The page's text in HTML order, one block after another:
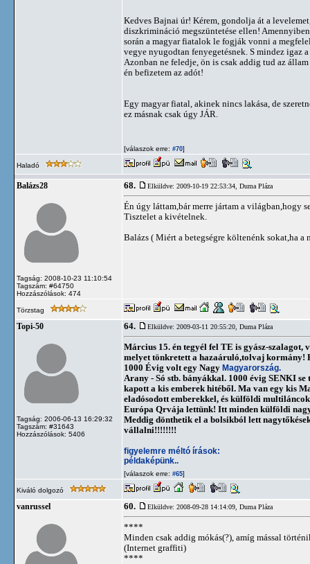
Kedves Bajnai úr! Kérem, gondolja át a
diszkrimináció megszüntetése ellen!
során a magyar fiatalok le fogják vonni a
vegye nyugodtan fenyegetésnek. S mindez igaz
Azonban ne feledje, ön is csak addig tud az
én befizetem az adót!
Egy magyar fiatal, akinek nincs lakása, de
ez másnak csak úgy JÁR.
[válaszok erre: #70]
Haladó
Balázs28
Tagság: 2008-10-23 11:10:54
Tagszám: #64750
Hozzászólások: 474
68. Elküldve: 2009-10-19 22:53:34, Duma Pláza
Én úgy láttam,bár merre jártam a világban,hogy
Tisztelet a kivételnek.
Balázs ( Miért a betegségre költenénk sokat,ha a
Törzstag
Topi-50
Tagság: 2006-06-13 16:29:32
Tagszám: #31643
Hozzászólások: 5406
64. Elküldve: 2009-03-11 20:55:20, Duma Pláza
Március 15. én tegyél fel TE is gyász-
melyet tönkretett a hazaáruló,tolvaj kormány!
1000 Évig volt egy Nagy Magyarország.
Arany - Só stb. bányákkal. 1000 évig SENKI
kapott a kis emberek hitéből. Ma van egy kis
eladósodott emberekkel, és külföldi
Európa Qrvája lettünk! Itt minden külföldi
Meddig dönthetik el a bolsikból lett
vállalni!!!!!!!!
figyelemre méltó írások:
példaképünk..
[válaszok erre: #65]
Kiváló dolgozó
vanrussel 60. Elküldve: 2008-09-28 14:14:09, Duma Pláza
****
Minden csak addig mókás(?), amíg mással
(Internet graffiti)
****